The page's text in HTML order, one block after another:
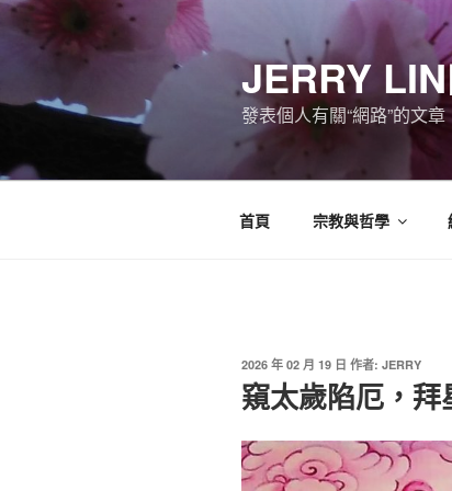
跳
JERRY
發表個人有關“網路”的文章
首頁 宗教與哲學
發
佈
於
2026 年 02 月 19 日 作者: JERRY
窺太歲陷厄，拜